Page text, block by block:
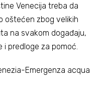
Venecija treba da
oštećen zbog velikih
na svakom događaju,
predloge za pomoć.
Emergenza acqua